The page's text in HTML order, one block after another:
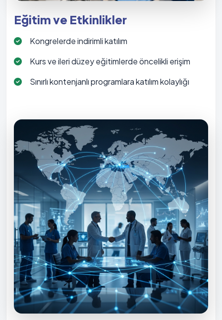
Eğitim ve Etkinlikler
Kongrelerde indirimli katılım
Kurs ve ileri düzey eğitimlerde öncelikli erişim
Sınırlı kontenjanlı programlara katılım kolaylığı